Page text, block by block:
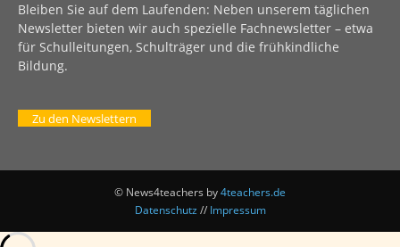
Bleiben Sie auf dem Laufenden: Neben unserem täglichen
Newsletter bieten wir auch spezielle Fachnewsletter – etwa
für Schulleitungen, Schulträger und die frühkindliche
Bildung.
Zu den Newslettern
© News4teachers by4teachers.de
Datenschutz // Impressum